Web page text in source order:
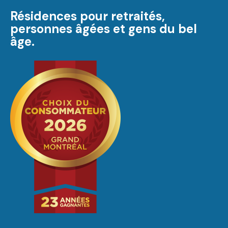
Résidences pour retraités,
personnes âgées et gens du bel
âge.